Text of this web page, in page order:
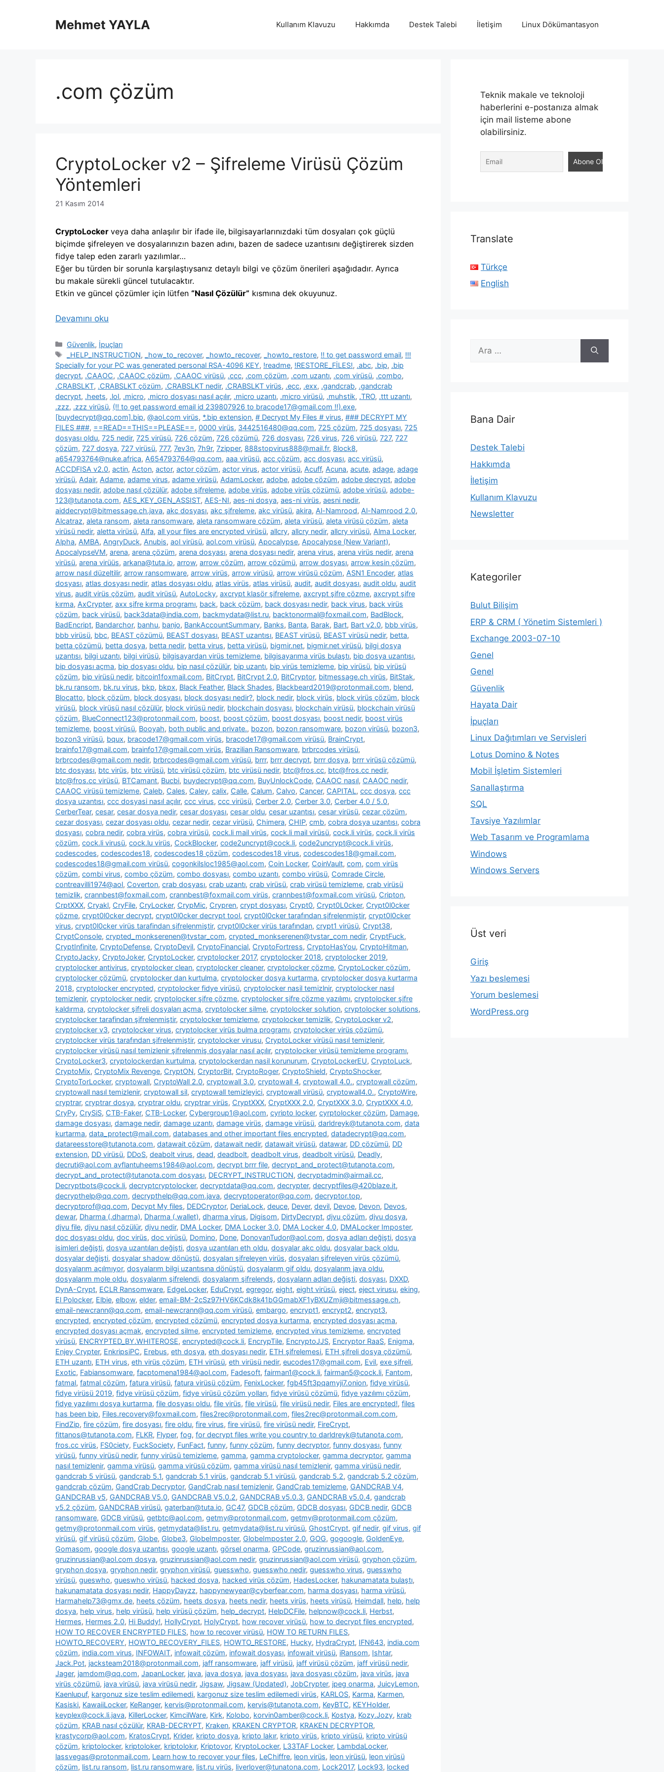
Mehmet YAYLA Kullanım Klavuzu Hakkımda Destek Talebi İletişim Linux Dökümantasyon
.com çözüm
CryptoLocker v2 – Şifreleme Virüsü Çözüm
Yöntemleri
21 Kasım 2014
CryptoLocker veya daha anlaşılır bir ifade ile, bilgisayarlarınızdaki tüm dosyaları çok güçlü
biçimde şifreleyen ve dosyalarınızın bazen adını, bazen de sadece uzantısını değiştirerek sizden
fidye talep eden zararlı yazılımlar…
Eğer bu türden bir sorunla karşılaştıysanız detaylı bilgi ve çözüm önerileri aşağıdadır. Ayrıca
bu makale sürekli güncel tutulacaktır.
Etkin ve güncel çözümler için lütfen “Nasıl Çözülür” kısmına dek okuyunuz.
Devamını oku
Kategoriler
Güvenlik, İpuçları
Etiketler
_HELP_INSTRUCTION, _how_to_recover, _howto_recover, _howto_restore, !! to get password email, !!!
Specially for your PC was generated personal RSA-4096 KEY, !readme, !RESTORE_FİLES!, .abc, .bip, .bip
decrypt, .CAAOC, .CAAOC çözüm, .CAAOC virüsü, .ccc, .com çözüm, .com uzantı, .com virüsü, .combo,
.CRABSLKT, .CRABSLKT çözüm, .CRABSLKT nedir, .CRABSLKT virüs, .ecc, .exx, .gandcrab, .gandcrab
decrypt, .heets, .lol, .micro, .micro dosyası nasıl açılır, .micro uzantı, .micro virüsü, .muhstik, .TRO, .ttt uzantı,
.zzz, .zzz virüsü, (!! to get password email id 239807926 to bracode17@gmail.com !!).exe,
[buydecrypt@qq.com].bip, @aol.com virüs, *.bip extension, # Decrypt My Files # virus, ### DECRYPT MY
FILES ###, ==READ==THIS==PLEASE==, 0000 virüs, 3442516480@qq.com, 725 çözüm, 725 dosyası, 725
dosyası oldu, 725 nedir, 725 virüsü, 726 çözüm, 726 çözümü, 726 dosyası, 726 virus, 726 virüsü, 727, 727
çözüm, 727 dosya, 727 virüsü, 777, 7ev3n, 7h9r, 7zipper, 888stopvirus888@mail.fr, 8lock8,
a654793764@nuke.africa, A654793764@qq.com, aaa virüsü, acc çözüm, acc dosyası, acc virüsü,
ACCDFISA v2.0, actin, Acton, actor, actor çözüm, actor virus, actor virüsü, Acuff, Acuna, acute, adage, adage
virüsü, Adair, Adame, adame virus, adame virüsü, AdamLocker, adobe, adobe çözüm, adobe decrypt, adobe
dosyası nedir, adobe nasıl çözülür, adobe şifreleme, adobe virüs, adobe virüs çözümü, adobe virüsü, adobe-
123@tutanota.com, AES_KEY_GEN_ASSIST, AES-NI, aes-ni dosya, aes-ni virüs, aesni nedir,
aiddecrypt@bitmessage.ch.java, akc dosyası, akc şifreleme, akc virüsü, akira, Al-Namrood, Al-Namrood 2.0,
Alcatraz, aleta ransom, aleta ransomware, aleta ransomware çözüm, aleta virüsü, aleta virüsü çözüm, aleta
virüsü nedir, aletta virüsü, Alfa, all your files are encrypted virüsü, allcry, allcry nedir, allcry virüsü, Alma Locker,
Alpha, AMBA, AngryDuck, Anubis, aol virüsü, aol.com virüsü, Apocalypse, Apocalypse (New Variant),
ApocalypseVM, arena, arena çözüm, arena dosyası, arena dosyası nedir, arena virus, arena virüs nedir, arena
virüsü, arena virüüs, arkana@tuta.io, arrow, arrow çözüm, arrow çözümü, arrow dosyası, arrow kesin çözüm,
arrow nasıl düzeltilir, arrow ransomware, arrow virüs, arrow virüsü, arrow virüsü çözüm, ASN1 Encoder, atlas
dosyası, atlas dosyası nedir, atlas dosyası oldu, atlas virüs, atlas virüsü, audit, audit dosyası, audit oldu, audit
virus, audit virüs çözüm, audit virüsü, AutoLocky, axcrypt klasör şifreleme, axcrypt şifre çözme, axcrypt şifre
kırma, AxCrypter, axx şifre kırma programı, back, back çözüm, back dosyası nedir, back virus, back virüs
çözüm, back virüsü, back3data@india.com, backmydata@list.ru, backtonormal@foxmail.com, BadBlock,
BadEncript, Bandarchor, banhu, banjo, BankAccountSummary, Banks, Banta, Barak, Bart, Bart v2.0, bbb virüs,
bbb virüsü, bbc, BEAST çözümü, BEAST dosyası, BEAST uzantısı, BEAST virüsü, BEAST virüsü nedir, betta,
betta çözümü, betta dosya, betta nedir, betta virus, betta virüsü, bigmir.net, bigmir.net virüsü, bilgi dosya
uzantısı, bilgi uzantı, bilgi virüsü, bilgisayardan virüs temizleme, bilgisayarıma virüs bulaştı, bip dosya uzantısı,
bip dosyası açma, bip dosyası oldu, bip nasıl çözülür, bip uzantı, bip virüs temizleme, bip virüsü, bip virüsü
çözüm, bip virüsü nedir, bitcoin1foxmail.com, BitCrypt, BitCrypt 2.0, BitCryptor, bitmessage.ch virüs, BitStak,
bk.ru ransom, bk.ru virus, bkp, bkpx, Black Feather, Black Shades, Blackbeard2019@protonmail.com, blend,
Blocatto, block çözüm, block dosyası, block dosyası nedir?, block nedir, block virüs, block virüs çözüm, block
virüsü, block virüsü nasıl çözülür, block virüsü nedir, blockchain dosyası, blockchain virüsü, blockchain virüsü
çözüm, BlueConnect123@protonmail.com, boost, boost çözüm, boost dosyası, boost nedir, boost virüs
temizleme, boost virüsü, Booyah, both public and private., bozon, bozon ransomware, bozon virüsü, bozon3,
bozon3 virüsü, bqux, bracode17@gmail.com virüs, bracode17@gmail.com virüsü, BrainCrypt,
brainfo17@gmail.com, brainfo17@gmail.com virüs, Brazilian Ransomware, brbrcodes virüsü,
brbrcodes@gmail.com nedir, brbrcodes@gmail.com virüsü, brrr, brrr decrypt, brrr dosya, brrr virüsü çözümü,
btc dosyası, btc virüs, btc virüsü, btc virüsü çözüm, btc virüsü nedir, btc@fros.cc, btc@fros.cc nedir,
btc@fros.cc virüsü, BTCamant, Bucbi, buydecrypt@qq.com, BuyUnlockCode, CAAOC nasıl, CAAOC nedir,
CAAOC virüsü temizleme, Caleb, Cales, Caley, calix, Calle, Calum, Calvo, Cancer, CAPITAL, ccc dosya, ccc
dosya uzantısı, ccc dosyasi nasıl açılır, ccc virus, ccc virüsü, Cerber 2.0, Cerber 3.0, Cerber 4.0 / 5.0,
CerberTear, cesar, cesar dosya nedir, cesar dosyası, cesar oldu, cesar uzantısı, cesar virüsü, cezar çözüm,
cezar dosyası, cezar dosyası oldu, cezar nedir, cezar virüsü, Chimera, CHIP, cmb, cobra dosya uzantısı, cobra
dosyası, cobra nedir, cobra virüs, cobra virüsü, cock.li mail virüs, cock.li mail virüsü, cock.li virüs, cock.li virüs
çözüm, cock.li virusü, cock.lu virüs, CockBlocker, code2uncrypt@cock.li, code2uncrypt@cock.li virüs,
codescodes, codescodes18, codescodes18 çözüm, codescodes18 virus, codescodes18@gmail.com,
codescodes18@gmail.com virüsü, cogonkilsloc1985@aol.com, Coin Locker, CoinVault, com, com virüs
çözüm, combi virus, combo çözüm, combo dosyası, combo uzantı, combo virüsü, Comrade Circle,
contreavilli1974@aol, Coverton, crab dosyası, crab uzantı, crab virüsü, crab virüsü temizleme, crab virüsü
temizlik, crannbest@foxmail.com, crannbest@foxmail.com virüs, crannbest@foxmail.com virüsü, Cripton,
CrptXXX, Cryakl, CryFile, CryLocker, CrypMic, Crypren, crypt dosyası, Crypt0, Crypt0L0cker, Crypt0l0cker
çözme, crypt0l0cker decrypt, crypt0l0cker decrypt tool, crypt0l0cker tarafından şifrelenmiştir, crypt0l0cker
virus, crypt0l0cker virüs tarafindan şifrelenmiştir, crypt0l0cker virüs tarafından, crypt1 virüsü, Crypt38,
CryptConsole, crypted_monkserenen@tvstar_com, crypted_monkserenen@tvstar_com nedir, CryptFuck,
CryptInfinite, CryptoDefense, CryptoDevil, CryptoFinancial, CryptoFortress, CryptoHasYou, CryptoHitman,
CryptoJacky, CryptoJoker, CryptoLocker, cryptolocker 2017, cryptolocker 2018, cryptolocker 2019,
cryptolocker antivirus, cryptolocker clean, cryptolocker cleaner, cryptolocker çözme, CryptoLocker çözüm,
cryptolocker çözümü, cryptolocker dan kurtulma, cryptolocker dosya kurtarma, cryptolocker dosya kurtarma
2018, cryptolocker encrypted, cryptolocker fidye virüsü, cryptolocker nasil temizlnir, cryptolocker nasıl
temizlenir, cryptolocker nedir, cryptolocker şifre çözme, cryptolocker şifre çözme yazılımı, cryptolocker şifre
kaldırma, cryptolocker şifreli dosyaları açma, cryptolocker silme, cryptolocker solution, cryptolocker solutions,
cryptolocker tarafindan şifrelenmiştir, cryptolocker temizleme, cryptolocker temizlik, CryptoLocker v2,
cryptolocker v3, cryptolocker virus, cryptolocker virüs bulma programı, cryptolocker virüs çözümü,
cryptolocker virüs tarafından şifrelenmiştir, cryptolocker virusu, CryptoLocker virüsü nasıl temizlenir,
cryptolocker virüsü nasıl temizlenir şifrelenmiş dosyalar nasıl açılır, cryptolocker virüsü temizleme programı,
CryptoLocker3, cryptolockerdan kurtulma, cryptolockerdan nasil korunurum, CryptoLockerEU, CryptoLuck,
CryptoMix, CryptoMix Revenge, CryptON, CryptorBit, CryptoRoger, CryptoShield, CryptoShocker,
CryptoTorLocker, cryptowall, CryptoWall 2.0, cryptowall 3.0, cryptowall 4, cryptowall 4.0., cryptowall çözüm,
cryptowall nasıl temizlenir, cryptowall sil, cryptowall temizleyici, cryptowall virüsü, cryptowall4.0., CryptoWire,
cryptrar, cryptrar dosya, cryptrar oldu, cryptrar virüs, CryptXXX, CryptXXX 2.0, CryptXXX 3.0, CryptXXX 4.0,
CryPy, CrySiS, CTB-Faker, CTB-Locker, Cybergroup1@aol.com, cyripto locker, cyrptolocker çözüm, Damage,
damage dosyası, damage nedir, damage uzantı, damage virüs, damage virüsü, darldreyk@tutanota.com, data
kurtarma, data_protect@mail.com, databases and other important files encrypted, datadecrypt@qq.com,
datareesstore@tutanota.com, datawait çözüm, datawait nedir, datawait virüsü, datawar, DD çözümü, DD
extension, DD virüsü, DDoS, deabolt virus, dead, deadbolt, deadbolt virus, deadbolt virüsü, Deadly,
decruti@aol.com avflantuheems1984@aol.com, decrypt brrr file, decrypt_and_protect@tutanota.com,
decrypt_and_protect@tutanota.com dosyası, DECRYPT_INSTRUCTION, decryptadmin@airmail.cc,
Decryptbots@cock.li, decryptcryptolocker, decryptdata@qq.com, decrypter, decryptfiles@420blaze.it,
decrypthelp@qq.com, decrypthelp@qq.com.java, decryptoperator@qq.com, decryptor.top,
decryptprof@qq.com, Decypt My files, DEDCryptor, DeriaLock, deuce, Dever, devil, Devoe, Devon, Devos,
dewar, Dharma (.dharma), Dharma (.wallet), dharma virus, Digisom, DirtyDecrypt, djvu çözüm, djvu dosya,
djvu file, djvu nasıl çözülür, djvu nedir, DMA Locker, DMA Locker 3.0, DMA Locker 4.0, DMALocker Imposter,
doc dosyası oldu, doc virüs, doc virüsü, Domino, Done, DonovanTudor@aol.com, dosya adları değişti, dosya
isimleri değişti, dosya uzantıları değişti, dosya uzantıları eth oldu, dosyalar akc oldu, dosyalar back oldu,
dosyalar değişti, dosyalar shadow dönüştü, dosyaları şifreleyen virüs, dosyaları şifreleyen virüs çözümü,
dosyalarım açılmıyor, dosyalarım bilgi uzantısına dönüştü, dosyalarım gif oldu, dosyalarım java oldu,
dosyalarım mole oldu, dosyalarım şifrelendi, dosyalarım şifrelendş, dosyaların adları değişti, dosyası, DXXD,
DynA-Crypt, ECLR Ransomware, EdgeLocker, EduCrypt, egregor, eight, eight virüsü, eject, eject virusu, eking,
El Polocker, Elbie, elbow, elder, email-BM-2cSz97HV6KCdk8k41bGGmabXF1yBXUZmji@bitmessage.ch,
email-newcrann@qq.com, email-newcrann@qq.com virüsü, embargo, encrypt1, encrypt2, encrypt3,
encrypted, encrypted çözüm, encrypted çözümü, encrypted dosya kurtarma, encrypted dosyası açma,
encrypted dosyası açmak, encrypted silme, encrypted temizleme, encrypted virus temizleme, encrypted
virüsü, ENCRYPTED_BY.WHITEROSE, encrypted@cock.li, EncrypTile, EncryptoJJS, Encryptor RaaS, Enigma,
Enjey Crypter, EnkripsiPC, Erebus, eth dosya, eth dosyası nedir, ETH şifrelemesi, ETH şifreli dosya çözümü,
ETH uzantı, ETH virus, eth virüs çözüm, ETH virüsü, eth virüsü nedir, eucodes17@gmail.com, Evil, exe şifreli,
Exotic, Fabiansomware, facptomena1984@aol.com, Fadesoft, fairman1@cock.li, fairman5@cock.li, Fantom,
fatmal, fatmal çözüm, fatura virüsü, fatura virüsü çözüm, FenixLocker, fgb45ft3pqamyji7.onion, fidye virüsü,
fidye virüsü 2019, fidye virüsü çözüm, fidye virüsü çözüm yolları, fidye virüsü çözümü, fidye yazılımı çözüm,
fidye yazılımı dosya kurtarma, file dosyası oldu, file virüs, file virüsü, file virüsü nedir, Files are encrypted!, files
has been bip, Files.recovery@foxmail.com, files2rec@protonmail.com, files2rec@protonmail.com.com,
FindZip, fire çözüm, fire dosyası, fire oldu, fire virus, fire virüsü, fire virüsü nedir, FireCrypt,
fittanos@tutanota.com, FLKR, Flyper, fog, for decrypt files write you country to darldreyk@tutanota.com,
fros.cc virüs, FS0ciety, FuckSociety, FunFact, funny, funny çözüm, funny decryptor, funny dosyası, funny
virüsü, funny virüsü nedir, funny virüsü temizleme, gamma, gamma cryptolocker, gamma decryptor, gamma
nasıl temizlenir, gamma virüsü, gamma virüsü çözüm, gamma virüsü nasıl temizlenir, gamma virüsü nedir,
gandcrab 5 virüsü, gandcrab 5.1, gandcrab 5.1 virüs, gandcrab 5.1 virüsü, gandcrab 5.2, gandcrab 5.2 çözüm,
gandcrab çözüm, GandCrab Decryptor, GandCrab nasıl temizlenir, GandCrab temizleme, GANDCRAB V4,
GANDCRAB v5, GANDCRAB V5.0, GANDCRAB V5.0.2, GANDCRAB v5.0.3, GANDCRAB v5.0.4, gandcrab
v5.2 çözüm, GANDCRAB virüsü, gaterban@tuta.io, GC47, GDCB çözüm, GDCB dosyası, GDCB nedir, GDCB
ransomware, GDCB virüsü, getbtc@aol.com, getmy@protonmail.com, getmy@protonmail.com çözüm,
getmy@protonmail.com virüs, getmydata@list.ru, getmydata@list.ru virüsü, GhostCrypt, gif nedir, gif virus, gif
virüsü, gif virüsü çözüm, Globe, Globe3, GlobeImposter, GlobeImposter 2.0, GOG, gogoogle, GoldenEye,
Gomasom, google dosya uzantısı, google uzantı, görsel onarma, GPCode, gruzinrussian@aol.com,
gruzinrussian@aol.com dosya, gruzinrussian@aol.com nedir, gruzinrussian@aol.com virüsü, gryphon çözüm,
gryphon dosya, gryphon nedir, gryphon virüsü, guesswho, guesswho nedir, guesswho virus, guesswho
virüsü, gueswho, gueswho virüsü, hacked dosya, hacked virüs çözüm, HadesLocker, hakunamatata bulaştı,
hakunamatata dosyası nedir, HappyDayzz, happynewyear@cyberfear.com, harma dosyası, harma virüsü,
Harmahelp73@gmx.de, heets çözüm, heets dosya, heets nedir, heets virüs, heets virüsü, Heimdall, help, help
dosya, help virus, help virüsü, help virüsü çözüm, help_decrypt, HelpDCFile, helpnow@cock.li, Herbst,
Hermes, Hermes 2.0, Hi Buddy!, HollyCrypt, HolyCrypt, how recover virüsü, how to decrypt files encrypted,
HOW TO RECOVER ENCRYPTED FILES, how to recover virüsü, HOW TO RETURN FILES,
HOWTO_RECOVERY, HOWTO_RECOVERY_FILES, HOWTO_RESTORE, Hucky, HydraCrypt, IFN643, india.com
çözüm, india.com virus, INFOWAIT, infowait çözüm, infowait dosyası, infowait virüsü, iRansom, Ishtar,
Jack.Pot, jacksteam2018@protonmail.com, jaff ransomware, jaff virüsü, jaff virüsü çözüm, jaff virüsü nedir,
Jager, jamdom@qq.com, JapanLocker, java, java dosya, java dosyası, java dosyası çözüm, java virüs, java
virüs çözümü, java virüsü, java virüsü nedir, Jigsaw, Jigsaw (Updated), JobCrypter, jpeg onarma, JuicyLemon,
Kaenlupuf, kargonuz size teslim edilemedi, kargonuz size teslim edilemedi virüs, KARLOS, Karma, Karmen,
Kasiski, KawaiiLocker, KeRanger, kervis@protonmail.com, kervis@tutanota.com, KeyBTC, KEYHolder,
keyplex@cock.li.java, KillerLocker, KimcilWare, Kirk, Kolobo, korvin0amber@cock.li, Kostya, Kozy.Jozy, krab
çözüm, KRAB nasıl çözülür, KRAB-DECRYPT, Kraken, KRAKEN CRYPTOR, KRAKEN DECRYPTOR,
krastycorp@aol.com, KratosCrypt, Krider, kripto dosya, kripto lakır, kripto virüs, kripto virüsü, kripto virüsü
çözüm, kriptolocker, kriptoloker, kriptolokır, Kriptovor, KryptoLocker, L33TAF Locker, LambdaLocker,
lassvegas@protonmail.com, Learn how to recover your files, LeChiffre, leon virüs, leon virüsü, leon virüsü
çözüm, list.ru ransom, list.ru ransomware, list.ru virüs, liverlover@tunatona.com, Lock2017, Lock93, locked
Teknik makale ve teknoloji
haberlerini e-postanıza almak
için mail listeme abone
olabilirsiniz.
Translate
Türkçe
English
için
Bana Dair
Destek Talebi
Hakkımda
İletişim
Kullanım Klavuzu
Newsletter
Kategoriler
Bulut Bilişim
ERP & CRM ( Yönetim Sistemleri )
Exchange 2003-07-10
Genel
Genel
Güvenlik
Hayata Dair
İpuçları
Linux Dağıtımları ve Servisleri
Lotus Domino & Notes
Mobil İşletim Sistemleri
Sanallaştırma
SQL
Tavsiye Yazılımlar
Web Tasarım ve Programlama
Windows
Windows Servers
Üst veri
Giriş
Yazı beslemesi
Yorum beslemesi
WordPress.org